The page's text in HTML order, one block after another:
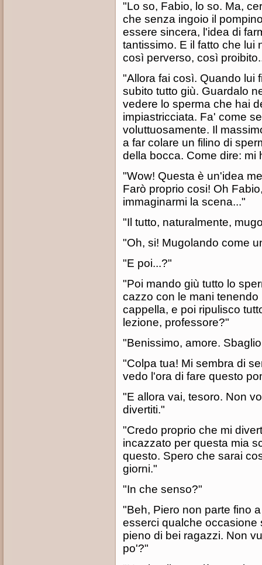
"Lo so, Fabio, lo so. Ma,
che senza ingoio il
essere sincera, l'idea di
tantissimo. E il fatto che lui
così perverso, così
"Allora fai così. Quando lui
subito tutto giù. Guardalo
vedere lo sperma che hai
impiastricciata. Fa' come
voluttuosamente. Il
a far colare un filino di
della bocca. Come dire: mi
"Wow! Questa è un'idea
Farò proprio cosi! Oh
immaginarmi la scena..."
"Il tutto, naturalmente,
"Oh, si! Mugolando come
"E poi...?"
"Poi mando giù tutto lo
cazzo con le mani
cappella, e poi ripulisco
lezione, professore?"
"Benissimo, amore.
"Colpa tua! Mi sembra di
vedo l'ora di fare questo
"E allora vai, tesoro. Non
divertiti."
"Credo proprio che mi
incazzato per questa mia
questo. Spero che sarai
giorni."
"In che senso?"
"Beh, Piero non parte fino
esserci qualche occasione
pieno di bei ragazzi. Non
po'?"